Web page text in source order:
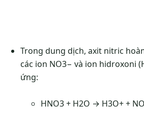
Trong dung dịch, axit nitric
các ion NO3− và ion hidroxoni
ứng:
HNO3 + H2O → H3O+ +